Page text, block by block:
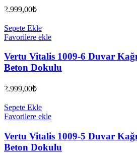
2.999,00₺
Sepete Ekle
Favorilere ekle
Vertu Vitalis 1009-6 Duvar
Beton Dokulu
2.999,00₺
Sepete Ekle
Favorilere ekle
Vertu Vitalis 1009-5 Duvar
Beton Dokulu